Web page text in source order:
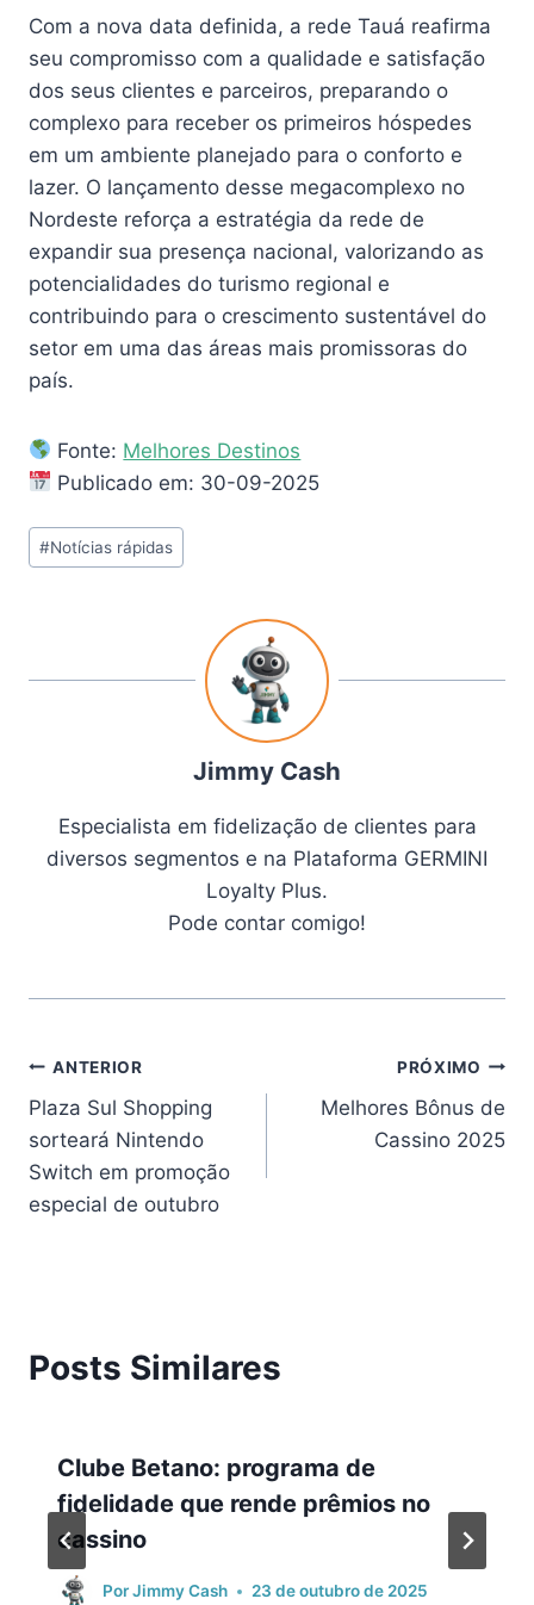
Com a nova data definida, a rede Tauá reafirma
seu compromisso com a qualidade e satisfação
dos seus clientes e parceiros, preparando o
complexo para receber os primeiros hóspedes
em um ambiente planejado para o conforto e
lazer. O lançamento desse megacomplexo no
Nordeste reforça a estratégia da rede de
expandir sua presença nacional, valorizando as
potencialidades do turismo regional e
contribuindo para o crescimento sustentável do
setor em uma das áreas mais promissoras do
país.
Fonte: Melhores Destinos
Publicado em: 30-09-2025
#Notícias rápidas
Jimmy Cash
Especialista em fidelização de clientes para
diversos segmentos e na Plataforma GERMINI
Loyalty Plus.
Pode contar comigo!
ANTERIOR
Plaza Sul Shopping
sorteará Nintendo
Switch em promoção
especial de outubro
PRÓXIMO
Melhores Bônus de
Cassino 2025
Posts Similares
Clube Betano: programa de
fidelidade que rende prêmios no
cassino
PorJimmy Cash 23 de outubro de 2025